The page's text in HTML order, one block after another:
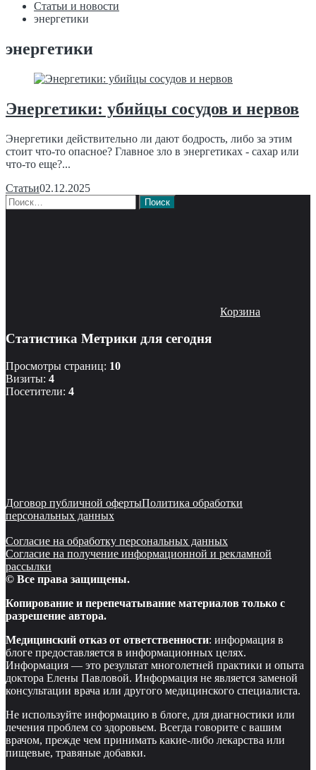
Статьи и новости
энергетики
энергетики
Энергетики: убийцы сосудов и нервов
Энергетики действительно ли дают бодрость, либо за этим
стоит что-то опасное? Главное зло в энергетиках - сахар или
что-то еще?...
Статьи02.12.2025
Найти:
Корзина
Статистика Метрики для сегодня
Просмотры страниц: 10
Визиты: 4
Посетители: 4
Договор публичной офертыПолитика обработки
персональных данных
Согласие на обработку персональных данных
Согласие на получение информационной и рекламной
рассылки
© Все права защищены.
Копирование и перепечатывание материалов только с
разрешение автора.
Медицинский отказ от ответственности: информация в
блоге предоставляется в информационных целях.
Информация — это результат многолетней практики и опыта
доктора Елены Павловой. Информация не является заменой
консультации врача или другого медицинского специалиста.
Не используйте информацию в блоге, для диагностики или
лечения проблем со здоровьем. Всегда говорите с вашим
врачом, прежде чем принимать какие-либо лекарства или
пищевые, травяные добавки.